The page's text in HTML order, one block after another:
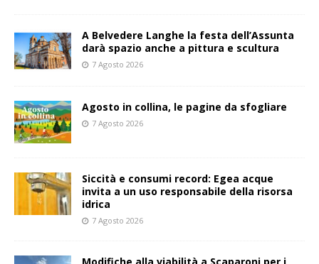
A Belvedere Langhe la festa dell’Assunta
darà spazio anche a pittura e scultura
7 Agosto 2026
Agosto in collina, le pagine da sfogliare
7 Agosto 2026
Siccità e consumi record: Egea acque
invita a un uso responsabile della risorsa
idrica
7 Agosto 2026